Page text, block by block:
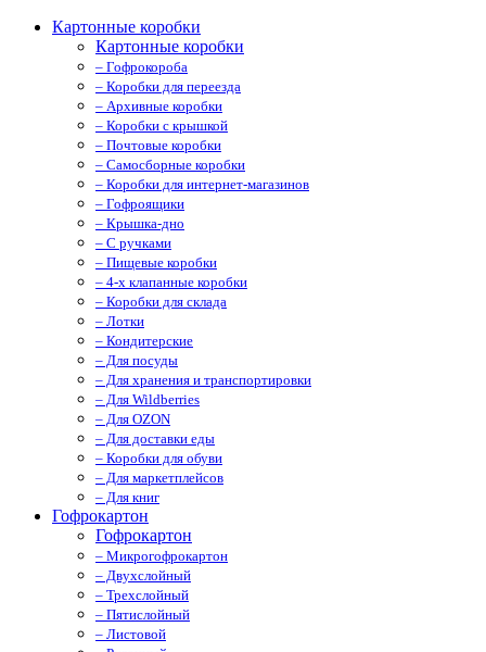
Картонные коробки
Картонные коробки
– Гофрокороба
– Коробки для переезда
– Архивные коробки
– Коробки с крышкой
– Почтовые коробки
– Самосборные коробки
– Коробки для интернет-магазинов
– Гофроящики
– Крышка-дно
– С ручками
– Пищевые коробки
– 4-х клапанные коробки
– Коробки для склада
– Лотки
– Кондитерские
– Для посуды
– Для хранения и транспортировки
– Для Wildberries
– Для OZON
– Для доставки еды
– Коробки для обуви
– Для маркетплейсов
– Для книг
Гофрокартон
Гофрокартон
– Микрогофрокартон
– Двухслойный
– Трехслойный
– Пятислойный
– Листовой